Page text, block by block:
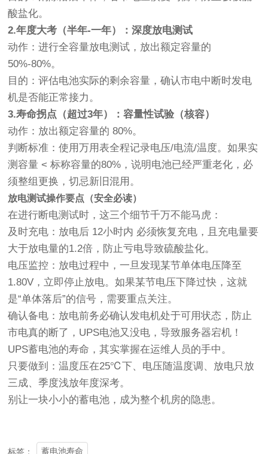
酸盐化。
2.年度大考（半年-一年）：深度放电测试
动作：进行全容量放电测试，放出额定容量的
50%-80%。
目的：评估电池实际的剩余容量，确认市电中断时发电
机是否能正常接力。
3.寿命拐点（超过3年）：容量性试验（核容）
动作：放出额定容量的 80%。
判断标准：使用万用表全程记录电压/电流/温度。如果实
测容量 < 标称容量的80%，说明电池已经严重老化，必
须整组更换，切忌新旧混用。
放电测试操作要点（安全必读）
在进行断电测试时，这三个细节千万不能马虎：
及时充电：放电后 12小时内 必须恢复充电，且充电量要
大于放电量的1.2倍，防止亏电导致硫酸盐化。
电压监控：放电过程中，一旦发现某节单体电压降至
1.80V，立即停止放电。如果某节电压下降过快，这就
是“单体落后”的信号，需要重点关注。
确认备电：放电前务必确认发电机处于可用状态，防止
市电真的断了，UPS电池又没电，导致服务器宕机！
UPS蓄电池的寿命，其实掌握在运维人员的手中。
只要做到：温度压在25℃下、电压随温度调、放电只放
三成、季度浅放年度深考。
别让一块小小的蓄电池，成为整个机房的隐患。
标签： 蓄电池寿命